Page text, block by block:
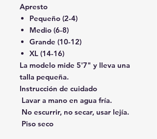
Apresto
Pequeño (2-4)
Medio (6-8)
Grande (10-12)
XL (14-16)
La modelo mide 5'7" y lleva una
talla pequeña.
Instrucción de cuidado
Lavar a mano en agua fría.
No escurrir, no secar, usar lejía.
Piso seco